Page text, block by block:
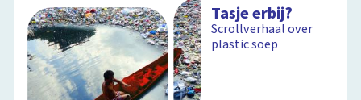
Tasje erbij?
Scrollverhaal over
plastic soep